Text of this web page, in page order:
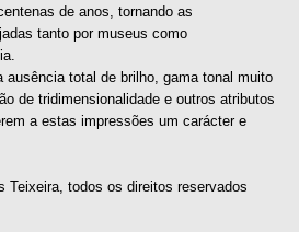
de anos, tornando as
tanto por museus como
ausência total de brilho, gama tonal muito
de tridimensionalidade e outros atributos
a estas impressões um carácter e
Teixeira, todos os direitos reservados